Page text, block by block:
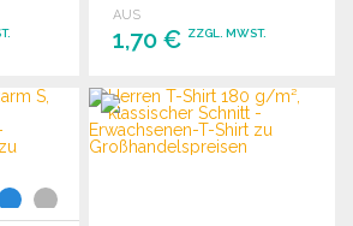
AUS
1,70 € ZZGL. MWST.
BESTELLEN
Angebot anfordern